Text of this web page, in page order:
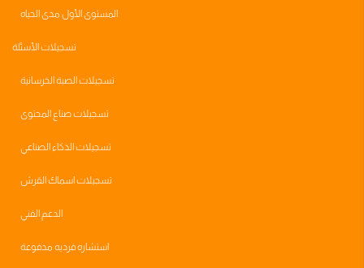
المستوى الأول مدى الحياه
تسجيلات الأسئلة
تسجيلات الصبة الخرسانية
تسجيلات صناع المحتوى
تسجيلات الذكاء الصناعي
تسجيلات اسماك القرش
الدعم الفني
استشاره فرديه مدفوعة